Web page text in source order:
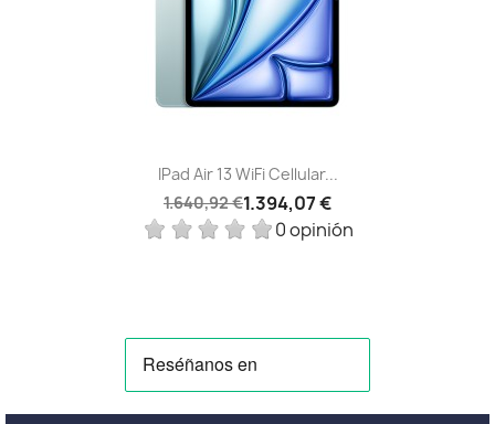
IPad Air 13 WiFi Cellular...
1.640,92 €1.394,07 €
0 opinión